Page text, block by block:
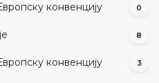
конвенцију 0
8
конвенцију 3